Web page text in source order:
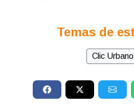
Temas de
Clic Urbano